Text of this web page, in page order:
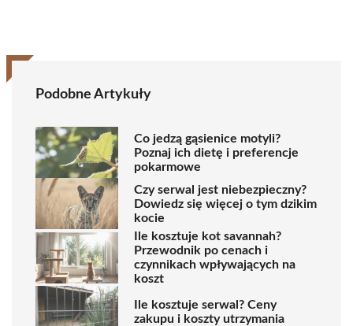
Podobne Artykuły
Co jedzą gąsienice motyli?
Poznaj ich dietę i preferencje
pokarmowe
Czy serwal jest niebezpieczny?
Dowiedz się więcej o tym dzikim
kocie
Ile kosztuje kot savannah?
Przewodnik po cenach i
czynnikach wpływających na
koszt
Ile kosztuje serwal? Ceny
zakupu i koszty utrzymania